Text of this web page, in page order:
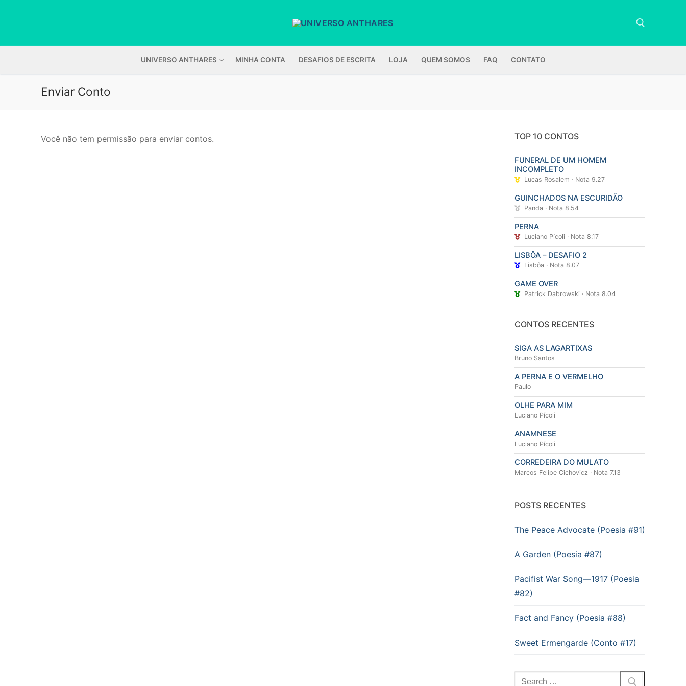
UNIVERSO ANTHARES MINHA CONTA DESAFIOS DE ESCRITA LOJA QUEM SOMOS FAQ CONTATO
Enviar Conto
Você não tem permissão para enviar contos. TOP 10 CONTOS
FUNERAL DE UM HOMEM
INCOMPLETO
Lucas Rosalem · Nota 9.27
GUINCHADOS NA ESCURIDÃO
Panda · Nota 8.54
PERNA
Luciano Pícoli · Nota 8.17
LISBÔA – DESAFIO 2
Lisbôa · Nota 8.07
GAME OVER
Patrick Dabrowski · Nota 8.04
CONTOS RECENTES
SIGA AS LAGARTIXAS
Bruno Santos
A PERNA E O VERMELHO
Paulo
OLHE PARA MIM
Luciano Pícoli
ANAMNESE
Luciano Pícoli
CORREDEIRA DO MULATO
Marcos Felipe Cichovicz · Nota 7.13
POSTS RECENTES
The Peace Advocate (Poesia #91)
A Garden (Poesia #87)
Pacifist War Song—1917 (Poesia
#82)
Fact and Fancy (Poesia #88)
Sweet Ermengarde (Conto #17)
Pesquisar